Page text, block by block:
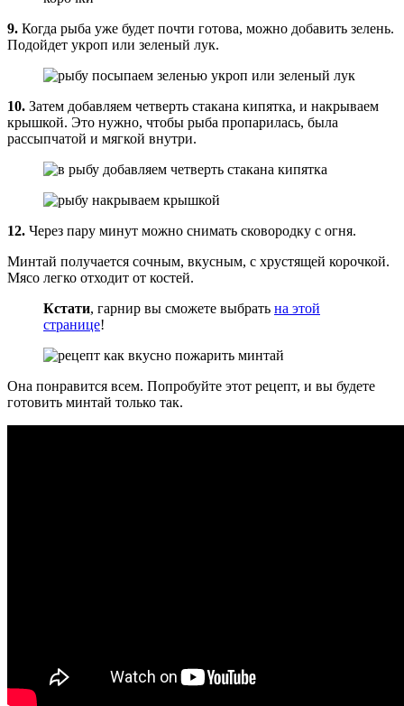
9. Когда рыба уже будет почти готова, можно добавить зелень.
Подойдет укроп или зеленый лук.
10. Затем добавляем четверть стакана кипятка, и накрываем
крышкой. Это нужно, чтобы рыба пропарилась, была
рассыпчатой и мягкой внутри.
12. Через пару минут можно снимать сковородку с огня.
Минтай получается сочным, вкусным, с хрустящей корочкой.
Мясо легко отходит от костей.
Кстати, гарнир вы сможете выбрать на этой
странице!
Она понравится всем. Попробуйте этот рецепт, и вы будете
готовить минтай только так.